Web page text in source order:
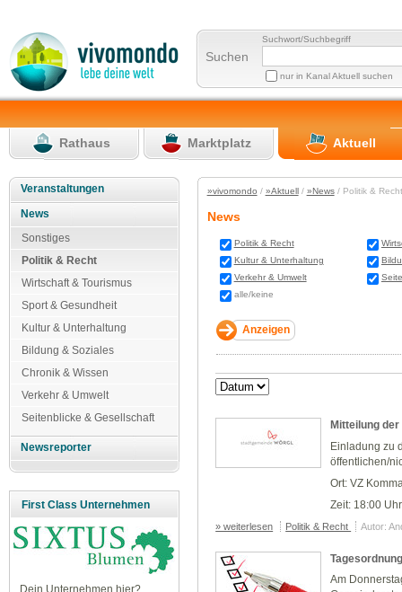
Suchen
Suchwort/Suchbegriff
nur in Kanal Aktuell suchen
Rathaus Marktplatz Aktuell
Veranstaltungen
News
Sonstiges
Politik & Recht
Wirtschaft & Tourismus
Sport & Gesundheit
Kultur & Unterhaltung
Bildung & Soziales
Chronik & Wissen
Verkehr & Umwelt
Seitenblicke & Gesellschaft
Newsreporter
First Class Unternehmen
»vivomondo / »Aktuell/ »News/ Politik &
News
Politik & Recht
Kultur & Unterhaltung
Verkehr & Umwelt
alle/keine
Mitteilung
Einladung zu
öffentlichen/
Ort: VZ
Zeit: 18:00 Uhr
» weiterlesen Politik & Recht Autor:
Am